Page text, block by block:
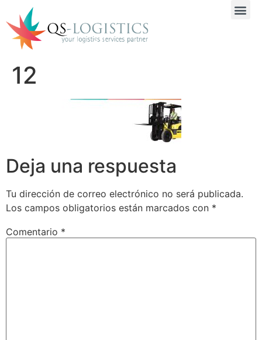
12
Deja una respuesta
Tu dirección de correo electrónico no será publicada.
Los campos obligatorios están marcados con *
Comentario *